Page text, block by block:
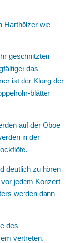
Harthölzer wie
geschnitzten
das
ist der Klang der
blätter
auf der Oboe
in der
deutlich zu hören
jedem Konzert
werden dann
des
vertreten.